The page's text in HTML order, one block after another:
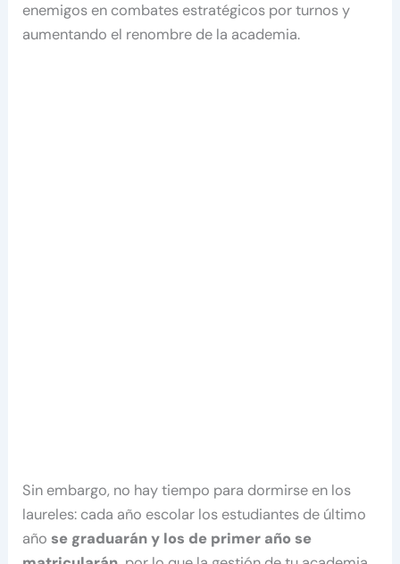
enemigos en combates estratégicos por turnos y
aumentando el renombre de la academia.
Sin embargo, no hay tiempo para dormirse en los
laureles: cada año escolar los estudiantes de último
añose graduarán y los de primer año se